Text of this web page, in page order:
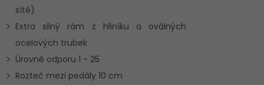
sítě)
Extra silný rám z hliníku a oválných
ocelových trubek
Úrovně odporu 1 - 25
Rozteč mezi pedály 10 cm